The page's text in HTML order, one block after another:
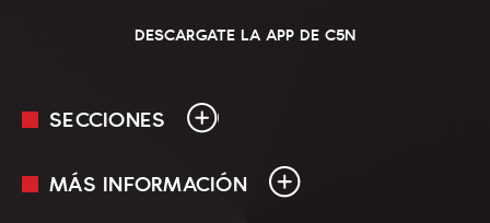
DESCARGATE LA APP DE C5N
SECCIONES
En Vivo
MÁS INFORMACIÓN